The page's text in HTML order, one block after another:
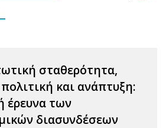
σταθερότητα,
και ανάπτυξη:
έρευνα των
διασυνδέσεων